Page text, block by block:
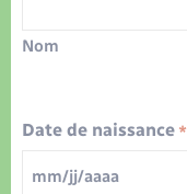
Nom
Date de naissance *
MM